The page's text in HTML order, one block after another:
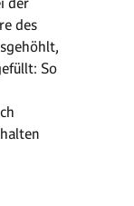
des
So